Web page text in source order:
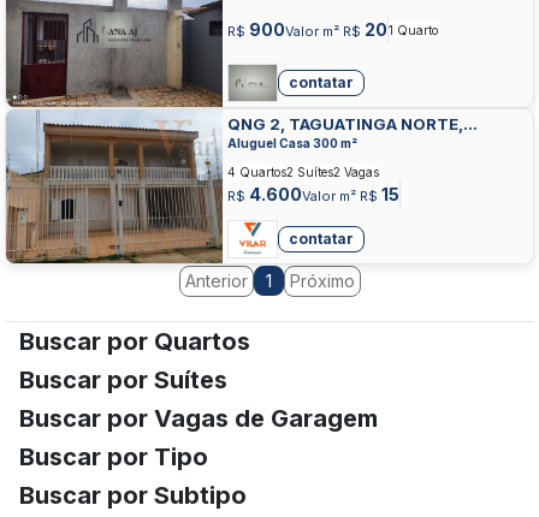
R$ 900Valor m² R$ 201 Quarto
contatar
QNG 2, TAGUATINGA NORTE,
TAGUATINGA
Aluguel Casa 300 m²
R$ 4.600Valor m² R$ 15
4 Quartos2 Suítes2 Vagas
contatar
Anterior 1 Próximo
Buscar por Quartos
Buscar por Suítes
Buscar por Vagas de Garagem
Buscar por Tipo
Buscar por Subtipo